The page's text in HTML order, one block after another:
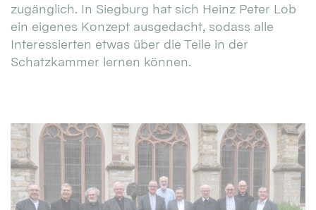
zugänglich. In Siegburg hat sich Heinz Peter Lob
ein eigenes Konzept ausgedacht, sodass alle
Interessierten etwas über die Teile in der
Schatzkammer lernen können.